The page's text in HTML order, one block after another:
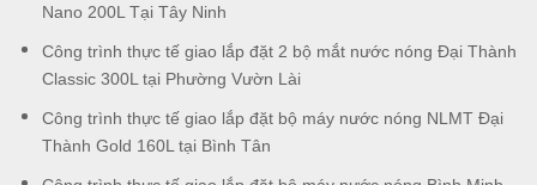
Nano 200L Tại Tây Ninh
Công trình thực tế giao lắp đặt 2 bộ mắt nước nóng Đại Thành
Classic 300L tại Phường Vườn Lài
Công trình thực tế giao lắp đặt bộ máy nước nóng NLMT Đại
Thành Gold 160L tại Bình Tân